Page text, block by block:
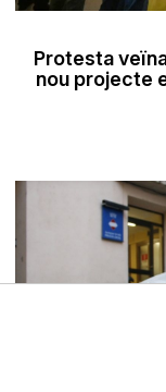
Protesta
nou projecte